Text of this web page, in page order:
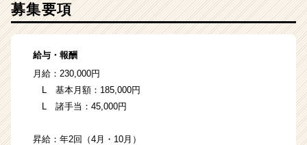
募集要項
給与・報酬
月給：230,000円
L 基本月額：185,000円
L 諸手当：45,000円
昇給：年2回（4月・10月）